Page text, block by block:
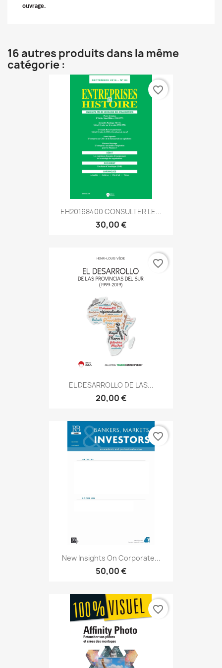
ouvrage.
16 autres produits dans la même
catégorie :
EH20168400 CONSULTER LE...
30,00 €
favorite_border
EL DESARROLLO DE LAS...
20,00 €
favorite_border
New Insights On Corporate...
50,00 €
favorite_border
favorite_border